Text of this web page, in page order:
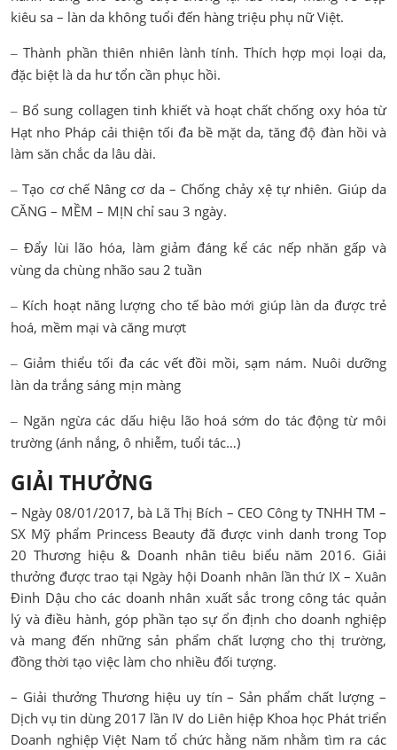
kiêu sa – làn da không tuổi đến hàng triệu phụ nữ Việt.
– Thành phần thiên nhiên lành tính. Thích hợp mọi loại da,
đặc biệt là da hư tổn cần phục hồi.
– Bổ sung collagen tinh khiết và hoạt chất chống oxy hóa từ
Hạt nho Pháp cải thiện tối đa bề mặt da, tăng độ đàn hồi và
làm săn chắc da lâu dài.
– Tạo cơ chế Nâng cơ da – Chống chảy xệ tự nhiên. Giúp da
CĂNG – MỀM – MỊN chỉ sau 3 ngày.
– Đẩy lùi lão hóa, làm giảm đáng kể các nếp nhăn gấp và
vùng da chùng nhão sau 2 tuần
– Kích hoạt năng lượng cho tế bào mới giúp làn da được trẻ
hoá, mềm mại và căng mượt
– Giảm thiểu tối đa các vết đồi mồi, sạm nám. Nuôi dưỡng
làn da trắng sáng mịn màng
– Ngăn ngừa các dấu hiệu lão hoá sớm do tác động từ môi
trường (ánh nắng, ô nhiễm, tuổi tác…)
GIẢI THƯỞNG
– Ngày 08/01/2017, bà Lã Thị Bích – CEO Công ty TNHH TM –
SX Mỹ phẩm Princess Beauty đã được vinh danh trong Top
20 Thương hiệu & Doanh nhân tiêu biểu năm 2016. Giải
thưởng được trao tại Ngày hội Doanh nhân lần thứ IX – Xuân
Đinh Dậu cho các doanh nhân xuất sắc trong công tác quản
lý và điều hành, góp phần tạo sự ổn định cho doanh nghiệp
và mang đến những sản phẩm chất lượng cho thị trường,
đồng thời tạo việc làm cho nhiều đối tượng.
– Giải thưởng Thương hiệu uy tín – Sản phẩm chất lượng –
Dịch vụ tin dùng 2017 lần IV do Liên hiệp Khoa học Phát triển
Doanh nghiệp Việt Nam tổ chức hằng năm nhằm tìm ra các